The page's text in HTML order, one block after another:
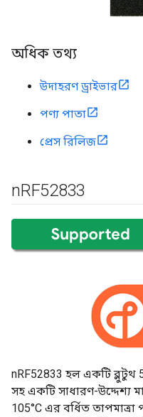
অধিক তথ্য
উদাহরণ ড্রাইভার
পণ্য পাতা
প্রেস রিলিজ
nRF52833
nRF52833 হল একটি ব্লুটুথ
সহ একটি সাধারণ-উদ্দেশ্য
105°C এর বর্ধিত